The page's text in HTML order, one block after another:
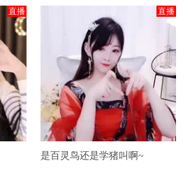
直播 直播
是百灵鸟还是学猪叫啊~